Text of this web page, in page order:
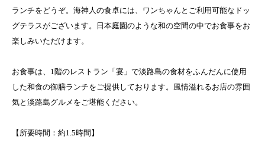
ランチをどうぞ。海神人の食卓には、ワンちゃんとご利用可能なドッ
グテラスがございます。日本庭園のような和の空間の中でお食事をお
楽しみいただけます。
お食事は、1階のレストラン「宴」で淡路島の食材をふんだんに使用
した和食の御膳ランチをご提供しております。風情溢れるお店の雰囲
気と淡路島グルメをご堪能ください。
【所要時間：約1.5時間】